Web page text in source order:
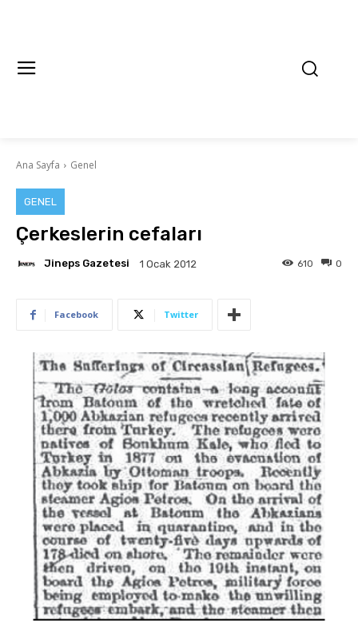
Ana Sayfa Genel
GENEL
Çerkeslerin cefaları
Jineps Gazetesi 1 Ocak 2012 0
610
Facebook Twitter